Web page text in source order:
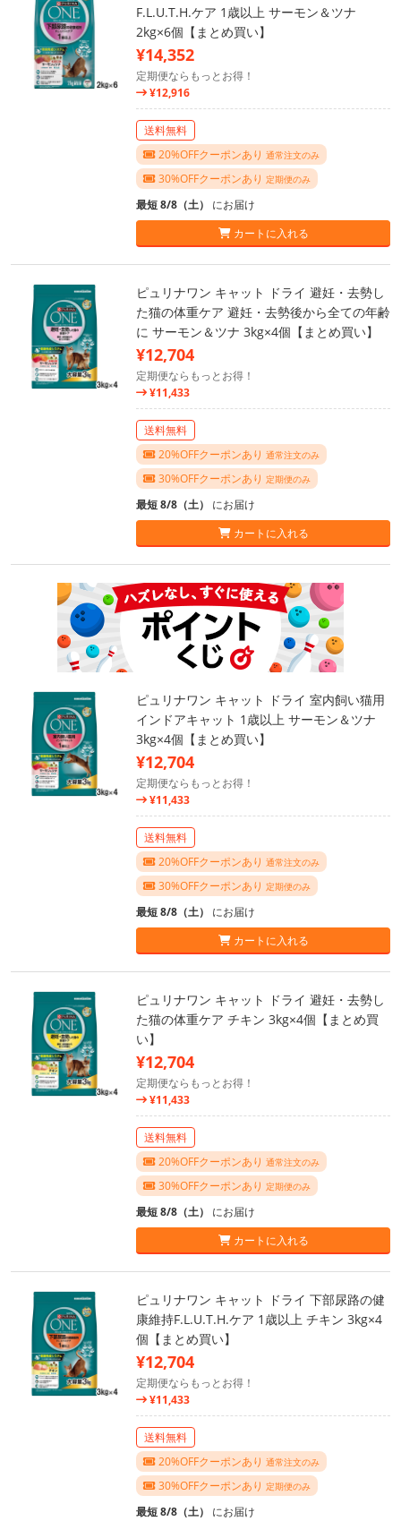
F.L.U.T.H.ケア 1歳以上 サーモン＆ツナ
2kg×6個【まとめ買い】
¥14,352
定期便ならもっとお得！
¥12,916
送料無料
20%OFFクーポンあり 通常注文のみ
30%OFFクーポンあり 定期便のみ
最短 8/8（土） にお届け
カートに入れる
ピュリナワン キャット ドライ 避妊・去勢し
た猫の体重ケア 避妊・去勢後から全ての年齢
に サーモン＆ツナ 3kg×4個【まとめ買い】
¥12,704
定期便ならもっとお得！
¥11,433
送料無料
20%OFFクーポンあり 通常注文のみ
30%OFFクーポンあり 定期便のみ
最短 8/8（土） にお届け
カートに入れる
ピュリナワン キャット ドライ 室内飼い猫用
インドアキャット 1歳以上 サーモン＆ツナ
3kg×4個【まとめ買い】
¥12,704
定期便ならもっとお得！
¥11,433
送料無料
20%OFFクーポンあり 通常注文のみ
30%OFFクーポンあり 定期便のみ
最短 8/8（土） にお届け
カートに入れる
ピュリナワン キャット ドライ 避妊・去勢し
た猫の体重ケア チキン 3kg×4個【まとめ買
い】
¥12,704
定期便ならもっとお得！
¥11,433
送料無料
20%OFFクーポンあり 通常注文のみ
30%OFFクーポンあり 定期便のみ
最短 8/8（土） にお届け
カートに入れる
ピュリナワン キャット ドライ 下部尿路の健
康維持F.L.U.T.H.ケア 1歳以上 チキン 3kg×4
個【まとめ買い】
¥12,704
定期便ならもっとお得！
¥11,433
送料無料
20%OFFクーポンあり 通常注文のみ
30%OFFクーポンあり 定期便のみ
最短 8/8（土） にお届け